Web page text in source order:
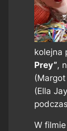
kolejna
Prey”,
(Ella
W